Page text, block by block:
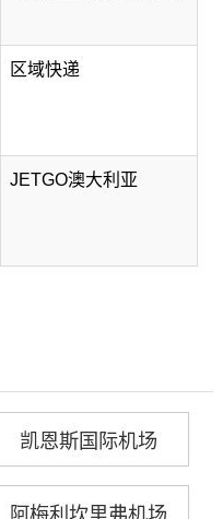
区域快递
JETGO澳大利亚
凯恩斯国际机场
阿梅利坎里弗机场